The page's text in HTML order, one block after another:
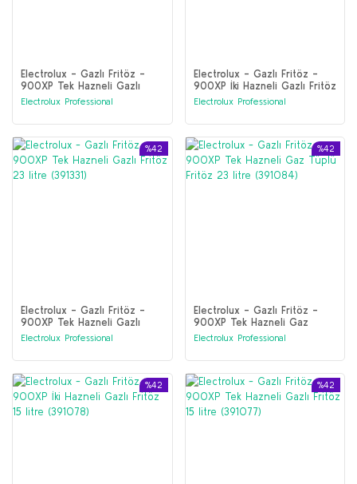
Electrolux - Gazlı Fritöz -
900XP Tek Hazneli Gazlı
Fritöz 23 litre Elektronik
kontrollü (391333)
Electrolux Professional
Electrolux - Gazlı Fritöz -
900XP İki Hazneli Gazlı Fritöz
23 litre (391332)
Electrolux Professional
%42
Electrolux - Gazlı Fritöz -
900XP Tek Hazneli Gazlı
Fritöz 23 litre (391331)
Electrolux Professional
%42
Electrolux - Gazlı Fritöz -
900XP Tek Hazneli Gaz
Tüplü Fritöz 23 litre (391084)
Electrolux Professional
%42 %42